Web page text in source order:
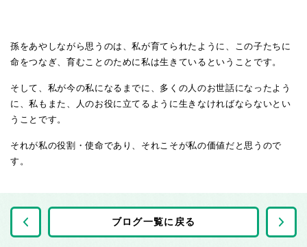
孫をあやしながら思うのは、私が育てられたように、この子たちに
命をつなぎ、育むことのために私は生きているということです。
そして、私が今の私になるまでに、多くの人のお世話になったよう
に、私もまた、人のお役に立てるように生きなければならないとい
うことです。
それが私の役割・使命であり、それこそが私の価値だと思うので
す。
ブログ一覧に戻る